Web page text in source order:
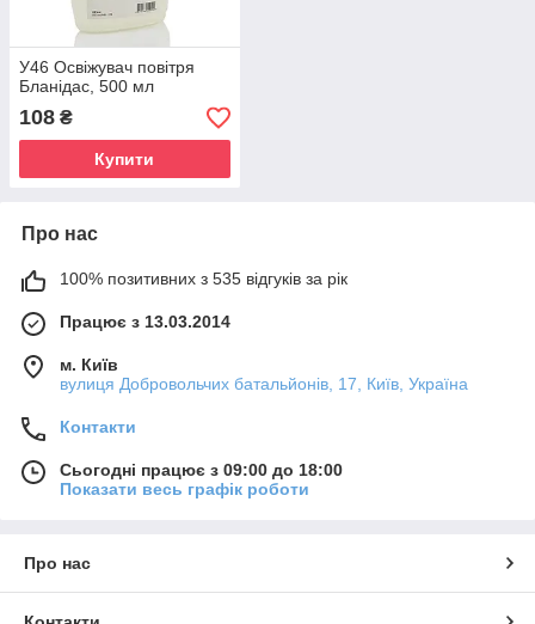
У46 Освіжувач повітря
Бланідас, 500 мл
108 ₴
Купити
Про нас
100% позитивних з 535 відгуків за рік
Працює з 13.03.2014
м. Київ
вулиця Добровольчих батальйонів, 17, Київ, Україна
Контакти
Сьогодні працює з 09:00 до 18:00
Показати весь графік роботи
Про нас